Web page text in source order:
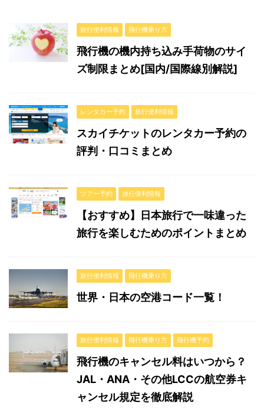
旅行便利情報 飛行機乗り方
飛行機の機内持ち込み手荷物のサイ
ズ制限まとめ[国内/国際線別解説]
レンタカー予約 旅行便利情報
スカイチケットのレンタカー予約の
評判・口コミまとめ
ツアー予約 旅行便利情報
【おすすめ】日本旅行で一味違った
旅行を楽しむためのポイントまとめ
旅行便利情報 飛行機乗り方
世界・日本の空港コード一覧！
旅行便利情報 飛行機乗り方 飛行機予約
飛行機のキャンセル料はいつから？
JAL・ANA・その他LCCの航空券キ
ャンセル規定を徹底解説